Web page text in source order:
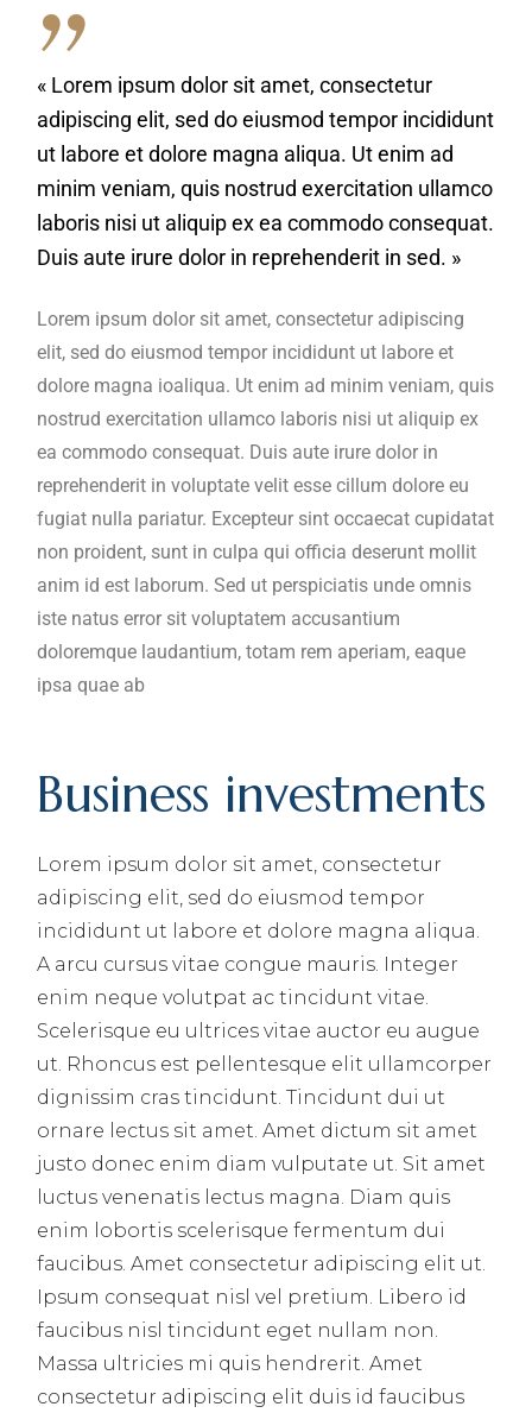
« Lorem ipsum dolor sit amet, consectetur
adipiscing elit, sed do eiusmod tempor incididunt
ut labore et dolore magna aliqua. Ut enim ad
minim veniam, quis nostrud exercitation ullamco
laboris nisi ut aliquip ex ea commodo consequat.
Duis aute irure dolor in reprehenderit in sed. »
Lorem ipsum dolor sit amet, consectetur adipiscing
elit, sed do eiusmod tempor incididunt ut labore et
dolore magna ioaliqua. Ut enim ad minim veniam, quis
nostrud exercitation ullamco laboris nisi ut aliquip ex
ea commodo consequat. Duis aute irure dolor in
reprehenderit in voluptate velit esse cillum dolore eu
fugiat nulla pariatur. Excepteur sint occaecat cupidatat
non proident, sunt in culpa qui officia deserunt mollit
anim id est laborum. Sed ut perspiciatis unde omnis
iste natus error sit voluptatem accusantium
doloremque laudantium, totam rem aperiam, eaque
ipsa quae ab
Business investments
Lorem ipsum dolor sit amet, consectetur
adipiscing elit, sed do eiusmod tempor
incididunt ut labore et dolore magna aliqua.
A arcu cursus vitae congue mauris. Integer
enim neque volutpat ac tincidunt vitae.
Scelerisque eu ultrices vitae auctor eu augue
ut. Rhoncus est pellentesque elit ullamcorper
dignissim cras tincidunt. Tincidunt dui ut
ornare lectus sit amet. Amet dictum sit amet
justo donec enim diam vulputate ut. Sit amet
luctus venenatis lectus magna. Diam quis
enim lobortis scelerisque fermentum dui
faucibus. Amet consectetur adipiscing elit ut.
Ipsum consequat nisl vel pretium. Libero id
faucibus nisl tincidunt eget nullam non.
Massa ultricies mi quis hendrerit. Amet
consectetur adipiscing elit duis id faucibus